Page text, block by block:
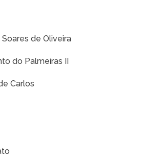
de Oliveira
do Palmeiras II
Carlos